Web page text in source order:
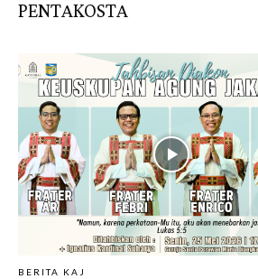
PENTAKOSTA
BERITA KAJ